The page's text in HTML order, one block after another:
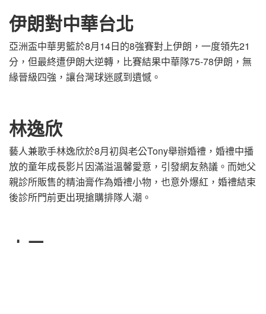
伊朗對中華台北
亞洲盃中華男籃於8月14日的8強賽對上伊朗，一度領先21
分，但最終遭伊朗大逆轉，比賽結果中華隊75-78伊朗，無
緣晉級四強，讓台灣球迷感到遺憾。
林逸欣
藝人兼歌手林逸欣於8月初與老公Tony舉辦婚禮，婚禮中播
放的童年成長影片因滿溢溫馨愛意，引發網友熱議。而她父
親診所販售的精油膏作為婚禮小物，也意外爆紅，婚禮結束
後診所門前更出現搶購排隊人潮。
大牙